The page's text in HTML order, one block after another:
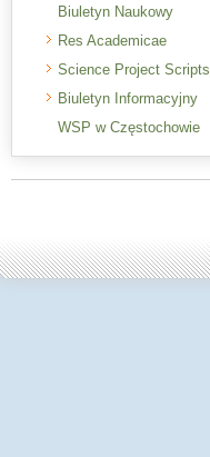
Biuletyn Naukowy
Res Academicae
Science Project Scripts
Biuletyn Informacyjny
WSP w Częstochowie